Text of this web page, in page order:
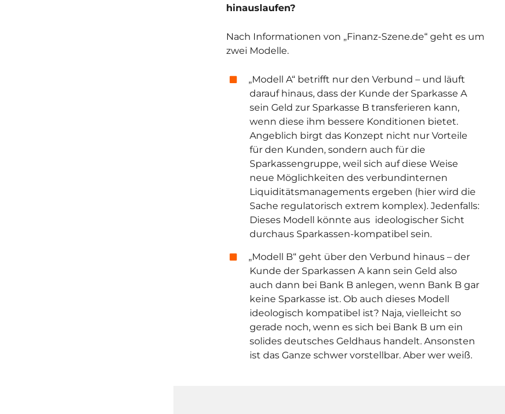
hinauslaufen?
Nach Informationen von „Finanz-Szene.de“ geht es um
zwei Modelle.
„Modell A“ betrifft nur den Verbund – und läuft
darauf hinaus, dass der Kunde der Sparkasse A
sein Geld zur Sparkasse B transferieren kann,
wenn diese ihm bessere Konditionen bietet.
Angeblich birgt das Konzept nicht nur Vorteile
für den Kunden, sondern auch für die
Sparkassengruppe, weil sich auf diese Weise
neue Möglichkeiten des verbundinternen
Liquiditätsmanagements ergeben (hier wird die
Sache regulatorisch extrem komplex). Jedenfalls:
Dieses Modell könnte aus ideologischer Sicht
durchaus Sparkassen-kompatibel sein.
„Modell B“ geht über den Verbund hinaus – der
Kunde der Sparkassen A kann sein Geld also
auch dann bei Bank B anlegen, wenn Bank B gar
keine Sparkasse ist. Ob auch dieses Modell
ideologisch kompatibel ist? Naja, vielleicht so
gerade noch, wenn es sich bei Bank B um ein
solides deutsches Geldhaus handelt. Ansonsten
ist das Ganze schwer vorstellbar. Aber wer weiß.